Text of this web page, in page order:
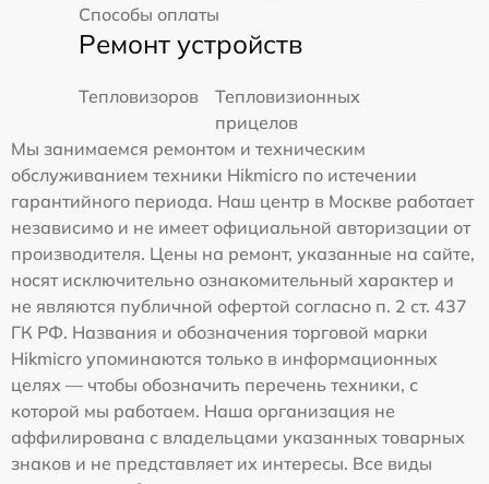
Способы оплаты
Ремонт устройств
Тепловизоров
Тепловизионных
прицелов
Мы занимаемся ремонтом и техническим
обслуживанием техники Hikmicro по истечении
гарантийного периода. Наш центр в Москве работает
независимо и не имеет официальной авторизации от
производителя. Цены на ремонт, указанные на сайте,
носят исключительно ознакомительный характер и
не являются публичной офертой согласно п. 2 ст. 437
ГК РФ. Названия и обозначения торговой марки
Hikmicro упоминаются только в информационных
целях — чтобы обозначить перечень техники, с
которой мы работаем. Наша организация не
аффилирована с владельцами указанных товарных
знаков и не представляет их интересы. Все виды